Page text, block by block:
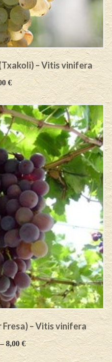
– Vitis vinifera
€
– Vitis vinifera
–8,00€